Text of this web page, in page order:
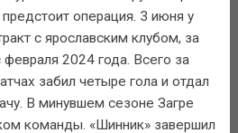
операция. 3 июня у
с ярославским клубом, за
2024 года. Всего за
забил четыре гола и отдал
В минувшем сезоне Загре
команды. «Шинник» завершил